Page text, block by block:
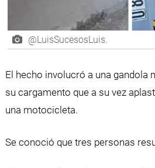
@LuisSucesosLuis.
El hecho involucró a una gandola
su cargamento que a su vez
una motocicleta.
Se conoció que tres personas